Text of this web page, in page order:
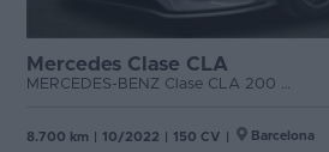
Mercedes Clase CLA
MERCEDES-BENZ Clase CLA 200 D DCT Shooting Brake
8.700 km 10/2022 150 CV Barcelona